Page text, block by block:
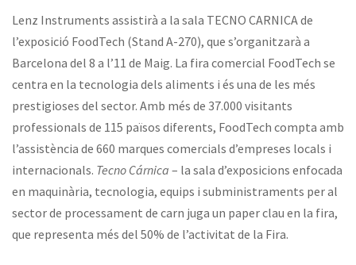
Lenz Instruments assistirà a la sala TECNO CARNICAde
l’exposició FoodTech (Stand A-270), que s’organitzarà a
Barcelona del 8 a l’11 de Maig. La fira comercial FoodTech se
centra en la tecnologia dels aliments i és una de les més
prestigioses del sector. Amb més de 37.000 visitants
professionals de 115 països diferents, FoodTech compta amb
l’assistència de 660 marques comercials d’empreses locals i
internacionals. Tecno Cárnica – la sala d’exposicions enfocada
en maquinària, tecnologia, equips i subministraments per al
sector de processament de carn juga un paper clau en la fira,
que representa més del 50% de l’activitat de la Fira.